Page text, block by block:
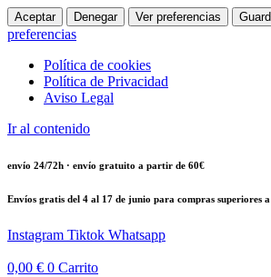
Aceptar Denegar Ver preferencias
preferencias
Política de cookies
Política de Privacidad
Aviso Legal
Ir al contenido
envío 24/72h · envío gratuito a partir de 60€
Envíos gratis del 4 al 17 de junio para compras superiores
Instagram Tiktok Whatsapp
0,00 € 0 Carrito